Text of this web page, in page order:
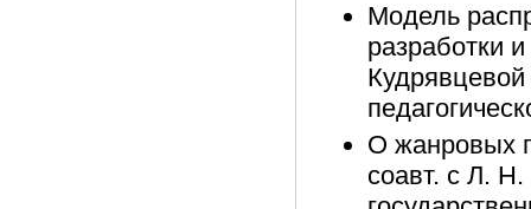
Модель
разработки
Кудрявцевой
О жанровых
соавт. с Л.